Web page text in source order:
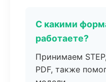
С какими
работаете?
Принимаем
PDF, также